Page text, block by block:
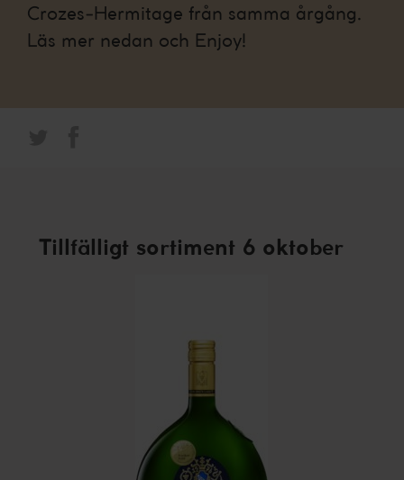
Crozes-Hermitage från samma årgång.
Läs mer nedan och Enjoy!
Tillfälligt sortiment 6 oktober